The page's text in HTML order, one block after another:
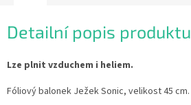
Detailní popis produktu
Lze plnit vzduchem i heliem.
Fóliový balonek Ježek Sonic, velikost 45 cm.